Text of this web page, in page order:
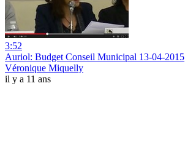
3:52
Auriol: Budget Conseil Municipal 13-04-2015
Véronique Miquelly
il y a 11 ans